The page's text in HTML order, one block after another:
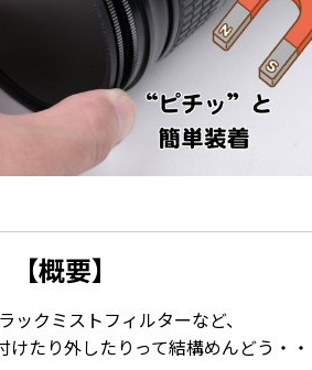
【概要】
ックミストフィルターなど、
けたり外したりって結構めんどう・